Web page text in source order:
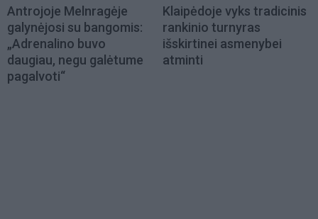
Antrojoje Melnragėje
galynėjosi su bangomis:
„Adrenalino buvo
daugiau, negu galėtume
pagalvoti“
Klaipėdoje vyks tradicinis
rankinio turnyras
išskirtinei asmenybei
atminti